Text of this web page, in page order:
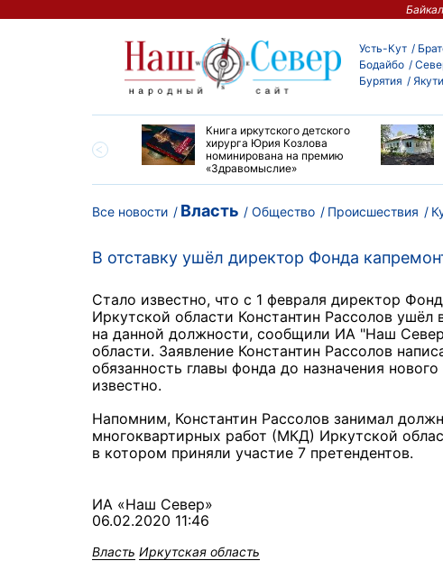
Усть-Кут
Бодайбо
Бурятия
большой эстафеты
Книга иркутского детского
хирурга Юрия Козлова
номинирована на премию
«Здравомыслие»
Все новости Власть Общество Происшествия
В отставку ушёл директор Фонда
Стало известно, что с 1 февраля директор
Иркутской области Константин Рассолов ушёл
на данной должности, сообщили ИА "Наш
области. Заявление Константин Рассолов
обязанность главы фонда до назначения
известно.
Напомним, Константин Рассолов занимал
многоквартирных работ (МКД) Иркутской
в котором приняли участие 7 претендентов.
ИА «Наш Север»
06.02.2020 11:46
Власть Иркутская область